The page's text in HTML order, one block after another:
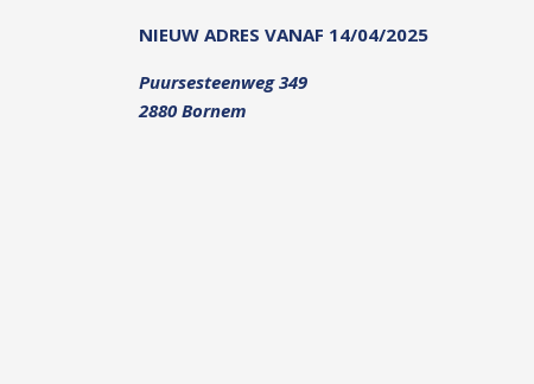
NIEUW ADRES VANAF 14/04/2025
Puursesteenweg 349
2880 Bornem